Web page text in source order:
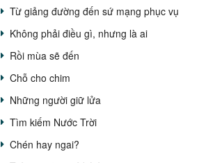
Từ giảng đường đến sứ mạng phục vụ
Không phải điều gì, nhưng là ai
Rồi mùa sẽ đến
Chỗ cho chim
Những người giữ lửa
Tìm kiếm Nước Trời
Chén hay ngai?